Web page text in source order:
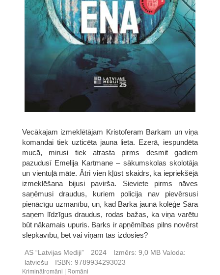
Vecākajam izmeklētājam Kristoferam Barkam un viņa
komandai tiek uzticēta jauna lieta. Ezerā, iespundēta
mucā, mirusi tiek atrasta pirms desmit gadiem
pazudusī Emelija Kartmane – sākumskolas skolotāja
un vientuļā māte. Ātri vien kļūst skaidrs, ka iepriekšējā
izmeklēšana bijusi pavirša. Sieviete pirms nāves
saņēmusi draudus, kuriem policija nav pievērsusi
pienācīgu uzmanību, un, kad Barka jaunā kolēģe Sāra
saņem līdzīgus draudus, rodas bažas, ka viņa varētu
būt nākamais upuris. Barks ir apņēmības pilns novērst
slepkavību, bet vai viņam tas izdosies?
AS “Latvijas Mediji” 2024 Izmērs: 9,0 MB Valoda:
latviešu
ISBN: 9789934293023
Kriminālromāni Romāni